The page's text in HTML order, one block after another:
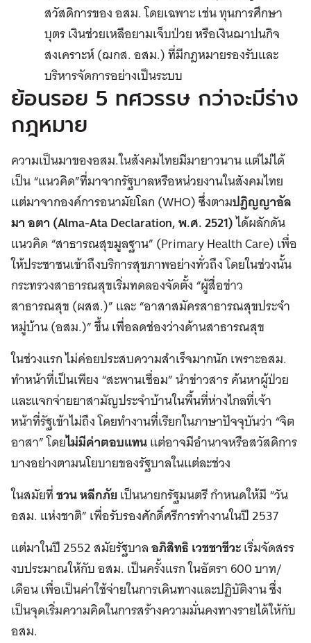
สวัสดิการของ อสม. โดยเฉพาะ เช่น ทุนการศึกษา
บุตร เงินช่วยเหลือยามเจ็บป่วย หรือเงินฌาปนกิจ
สงเคราะห์ (ฌกส. อสม.) ที่มีกฎหมายรองรับและ
บริหารจัดการอย่างเป็นระบบ
ย้อนรอย 5 ทศวรรษ กว่าจะมีร่าง
กฎหมาย
ความเป็นมาของอสม.ในสังคมไทยมีมายาวนาน แต่ไม่ได้
เป็น “แนวคิด”ที่มาจากรัฐบาลหรือหน่วยงานในสังคมไทย
แต่มาจากองค์การอนามัยโลก (WHO) ซึ่งตามปฏิญญาอัล
มา อตา (Alma-Ata Declaration, พ.ศ. 2521)ได้ผลักดัน
แนวคิด “สาธารณสุขมูลฐาน” (Primary Health Care) เพื่อ
ให้ประชาชนเข้าถึงบริการสุขภาพอย่างทั่วถึง โดยในช่วงนั้น
กระทรวงสาธารณสุขเริ่มทดลองจัดตั้ง “ผู้สื่อข่าว
สาธารณสุข (ผสส.)” และ “อาสาสมัครสาธารณสุขประจำ
หมู่บ้าน (อสม.)” ขึ้น เพื่อลดช่องว่างด้านสาธารณสุข
ในช่วงแรก ไม่ค่อยประสบความสำเร็จมากนัก เพราะอสม.
ทำหน้าที่เป็นเพียง “สะพานเชื่อม” นำข่าวสาร ค้นหาผู้ป่วย
และแจกจ่ายยาสามัญประจำบ้านในพื้นที่ห่างไกลที่เจ้า
หน้าที่รัฐเข้าไม่ถึง โดยทำงานที่เรียกในภาษาปัจจุบันว่า “จิต
อาสา” โดยไม่มีค่าตอบแทนแต่อาจมีอำนาจหรือสวัสดิการ
บางอย่างตามนโยบายของรัฐบาลในแต่ละช่วง
ในสมัยที่ชวน หลีกภัยเป็นนายกรัฐมนตรี กำหนดให้มี “วัน
อสม. แห่งชาติ” เพื่อรับรองศักดิ์ศรีการทำงานในปี 2537
แต่มาในปี 2552 สมัยรัฐบาลอภิสิทธิ เวชชาชีวะเริ่มจัดสรร
งบประมาณให้กับ อสม. เป็นครั้งแรก ในอัตรา 600 บาท/
เดือน เพื่อเป็นค่าใช้จ่ายในการเดินทางและปฏิบัติงาน ซึ่ง
เป็นจุดเริ่มความคิดในการสร้างความมั่นคงทางรายได้ให้กับ
อสม.